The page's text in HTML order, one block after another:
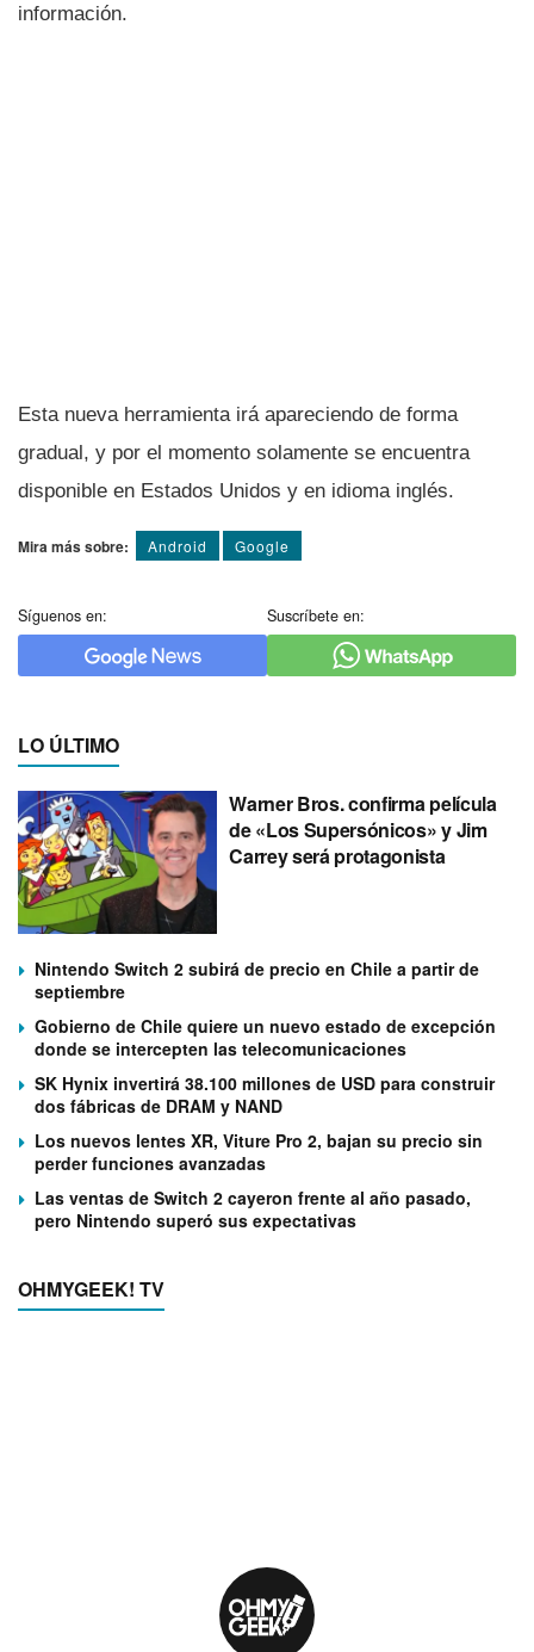
información.
Esta nueva herramienta irá apareciendo de forma
gradual, y por el momento solamente se encuentra
disponible en Estados Unidos y en idioma inglés.
Mira más sobre: Android Google
Síguenos en: Suscríbete en:
LO ÚLTIMO
Warner Bros. confirma película
de «Los Supersónicos» y Jim
Carrey será protagonista
Nintendo Switch 2 subirá de precio en Chile a partir de
septiembre
Gobierno de Chile quiere un nuevo estado de excepción
donde se intercepten las telecomunicaciones
SK Hynix invertirá 38.100 millones de USD para construir
dos fábricas de DRAM y NAND
Los nuevos lentes XR, Viture Pro 2, bajan su precio sin
perder funciones avanzadas
Las ventas de Switch 2 cayeron frente al año pasado,
pero Nintendo superó sus expectativas
OHMYGEEK! TV